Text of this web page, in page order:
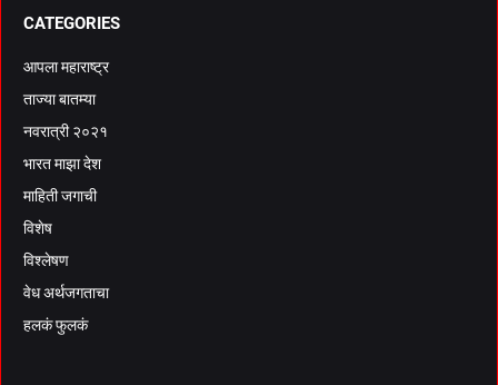
CATEGORIES
आपला महाराष्ट्र
ताज्या बातम्या
नवरात्री २०२१
भारत माझा देश
माहिती जगाची
विशेष
विश्लेषण
वेध अर्थजगताचा
हलकं फुलकं